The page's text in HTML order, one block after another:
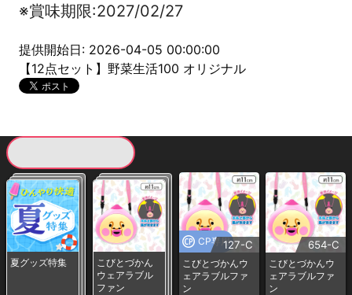
※賞味期限:2027/02/27
提供開始日: 2026-04-05 00:00:00
【12点セット】野菜生活100 オリジナル
夏グッズ特集
こびとづかん
ウェアラブル
ファン
CP専用127-C
こびとづかんウ
ェアラブルファ
ン
654-C
こびとづかんウ
ェアラブルファ
ン